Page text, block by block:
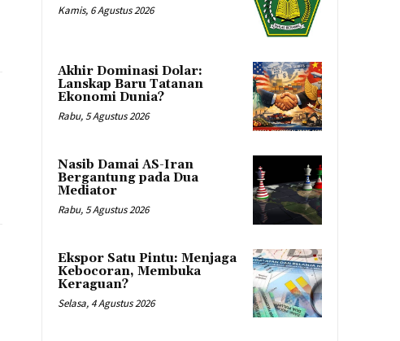
Kamis, 6 Agustus 2026
Akhir Dominasi Dolar:
Lanskap Baru Tatanan
Ekonomi Dunia?
Rabu, 5 Agustus 2026
Nasib Damai AS-Iran
Bergantung pada Dua
Mediator
Rabu, 5 Agustus 2026
Ekspor Satu Pintu: Menjaga
Kebocoran, Membuka
Keraguan?
Selasa, 4 Agustus 2026